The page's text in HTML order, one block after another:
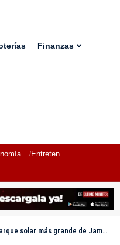
Finanzas
Entretenimiento
solar más grande de Jamaica